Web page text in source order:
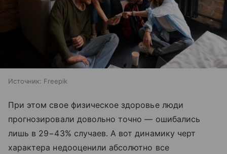
Источник: Freepik
При этом свое физическое здоровье люди
прогнозировали довольно точно — ошибались
лишь в 29−43% случаев. А вот динамику черт
характера недооценили абсолютно все